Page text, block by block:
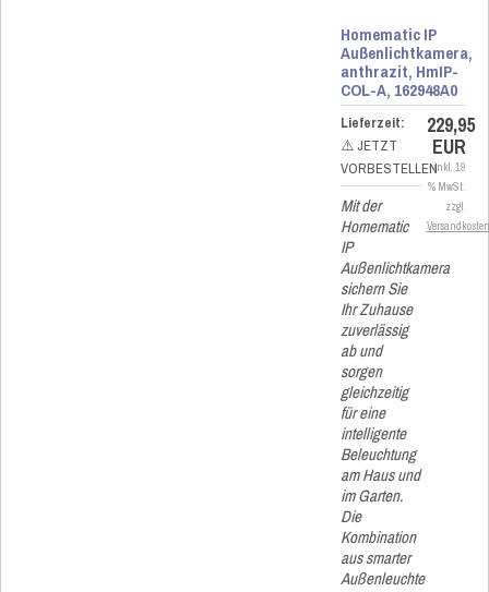
Homematic IP
Außenlichtkamera,
anthrazit, HmIP-
COL-A, 162948A0
Lieferzeit:
⚠️ JETZT
VORBESTELLEN
Mit der
Homematic
IP
Außenlichtkamera
sichern Sie
Ihr Zuhause
zuverlässig
ab und
sorgen
gleichzeitig
für eine
intelligente
Beleuchtung
am Haus und
im Garten.
Die
Kombination
aus smarter
Außenleuchte
229,95
EUR
inkl. 19
% MwSt.
zzgl.
Versandkosten